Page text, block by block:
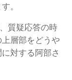
。
質疑応答の時
層部をどうや
対する阿部さ